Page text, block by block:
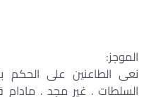
الموجز:
نعى الطاعنين على الحكم
السلطات . غير مجد .